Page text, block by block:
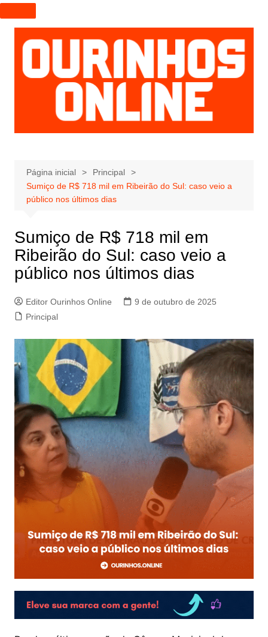
I
r
p
a
r
a
e
ú
d
Página inicial
Principal
Sumiço de R$ 718 mil em Ribeirão do Sul: caso veio a
público nos últimos dias
Sumiço de R$ 718 mil em
Ribeirão do Sul: caso veio a
público nos últimos dias
Editor Ourinhos Online
9 de outubro de 2025
Principal